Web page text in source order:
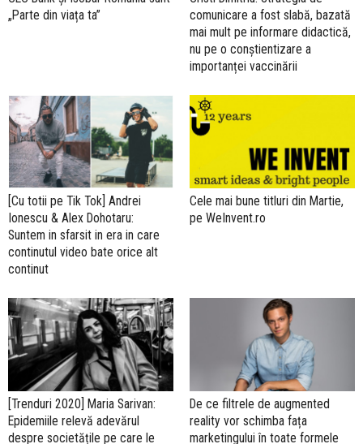
„Parte din viața ta”
comunicare a fost slabă, bazată
mai mult pe informare didactică,
nu pe o conștientizare a
importanței vaccinării
[Cu totii pe Tik Tok] Andrei
Ionescu & Alex Dohotaru:
Suntem in sfarsit in era in care
continutul video bate orice alt
continut
Cele mai bune titluri din Martie,
pe WeInvent.ro
[Trenduri 2020] Maria Sarivan:
Epidemiile relevă adevărul
despre societățile pe care le
De ce filtrele de augmented
reality vor schimba fața
marketingului în toate formele